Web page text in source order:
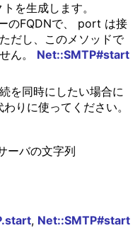
を生成します。
のFQDNで、 port は接
だし、このメソッドで
ん。 Net::SMTP#start
を同時にしたい場合に
りに使ってください。
ーバの文字列
, Net::SMTP#start